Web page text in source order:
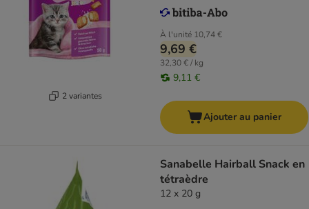
2 variantes
À l'unité 10,74 €
9,69 €
32,30 € / kg
9,11 €
Ajouter au panier
Sanabelle Hairball Snack en
tétraèdre
12 x 20 g